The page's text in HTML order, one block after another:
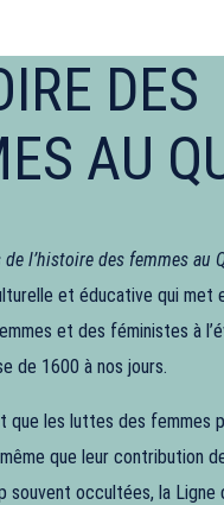
DES
AU
l’histoire des femmes au
et éducative qui met
et des féministes à
de 1600 à nos jours.
que les luttes des femmes
que leur contribution
souvent occultées, la Ligne